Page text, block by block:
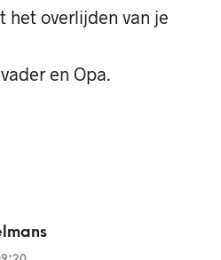
het overlijden van je
en Opa.